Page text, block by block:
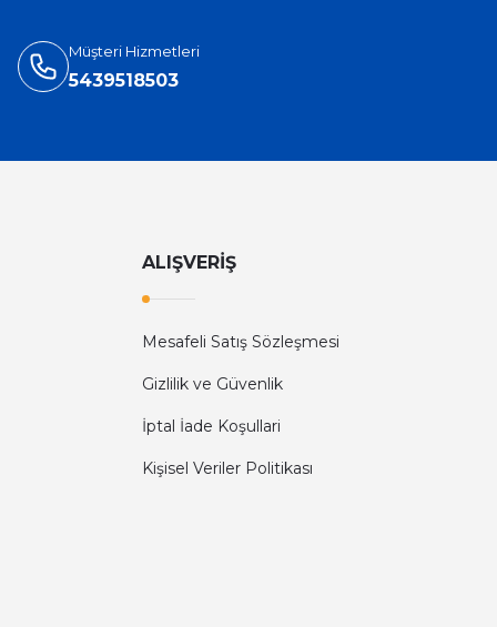
Müşteri Hizmetleri
5439518503
ALIŞVERİŞ
Mesafeli Satış Sözleşmesi
Gizlilik ve Güvenlik
İptal İade Koşullari
Kişisel Veriler Politikası